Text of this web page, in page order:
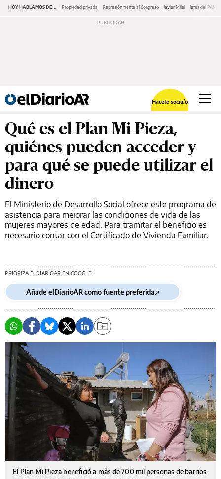
HOY HABLAMOS DE... Propiedad privada Represión frente al Congreso Javier Milei Jefes del PAMI
Hacete socia/o
Qué es el Plan Mi Pieza,
quiénes pueden acceder y
para qué se puede utilizar el
dinero
El Ministerio de Desarrollo Social ofrece este programa de
asistencia para mejorar las condiciones de vida de las
mujeres mayores de edad. Para tramitar el beneficio es
necesario contar con el Certificado de Vivienda Familiar.
PRIORIZA ELDIARIOAR EN GOOGLE
Añade elDiarioAR como fuente preferida
El Plan Mi Pieza benefició a más de 700 mil personas de barrios